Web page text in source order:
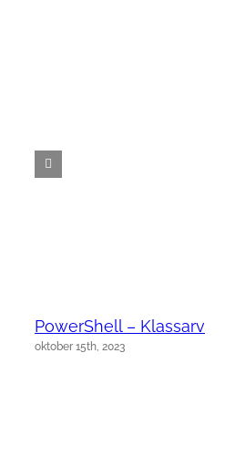
PowerShell – Klassarv
oktober 15th, 2023